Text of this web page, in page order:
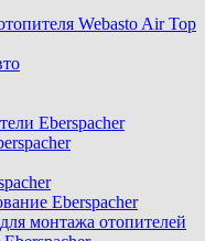
Webasto Air Top
Eberspacher
Eberspacher
монтажа отопителей